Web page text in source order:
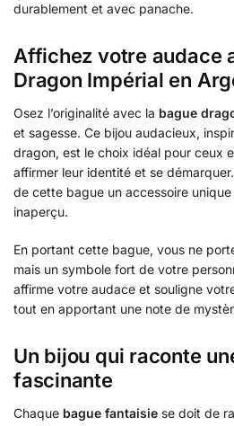
durablement et avec panache.
Affichez votre audace
Dragon Impérial en
Osez l’originalité avec la bague
et sagesse. Ce bijou audacieux,
dragon, est le choix idéal pour ceux
affirmer leur identité et se
de cette bague un accessoire
inaperçu.
En portant cette bague, vous ne
mais un symbole fort de votre
affirme votre audace et souligne
tout en apportant une note de
Un bijou qui raconte
fascinante
Chaque bague fantaisie se doit de